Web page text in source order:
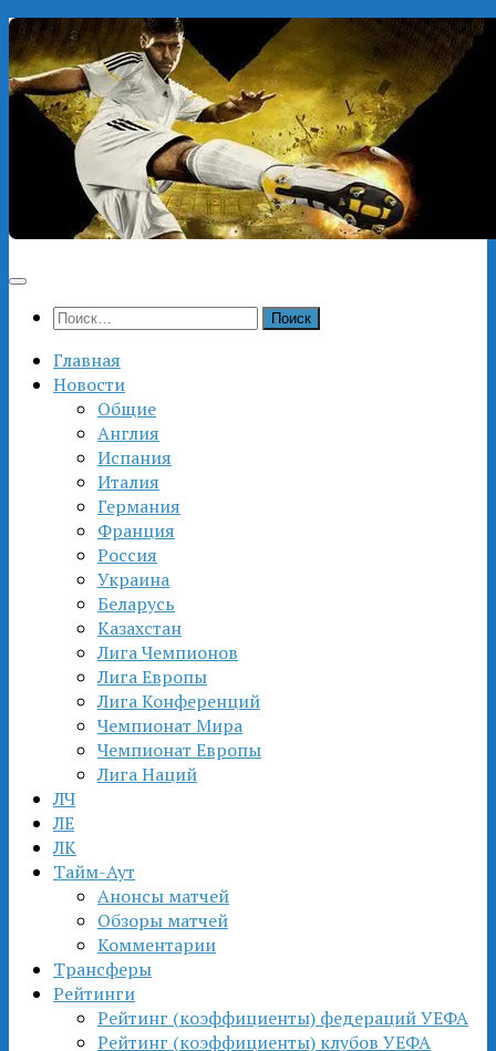
Перейти
к
содержимому
Найти:
Главная
Новости
Общие
Англия
Испания
Италия
Германия
Франция
Россия
Украина
Беларусь
Казахстан
Лига Чемпионов
Лига Европы
Лига Конференций
Чемпионат Мира
Чемпионат Европы
Лига Наций
ЛЧ
ЛЕ
ЛК
Тайм-Аут
Анонсы матчей
Обзоры матчей
Комментарии
Трансферы
Рейтинги
Рейтинг (коэффициенты) федераций УЕФА
Рейтинг (коэффициенты) клубов УЕФА